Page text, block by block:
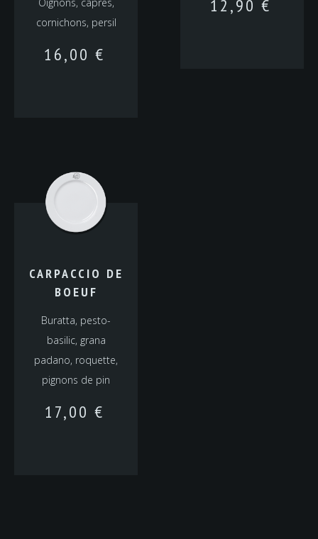
cornichons, persil
16,00 €
12,90 €
CARPACCIO DE
BOEUF
Buratta, pesto-
basilic, grana
padano, roquette,
pignons de pin
17,00 €